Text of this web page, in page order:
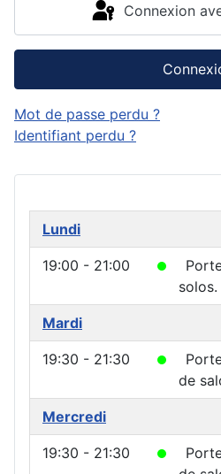
Connexion
Mot de passe perdu ?
Identifiant perdu ?
Lundi
19:00 - 21:00
solos.
Mardi
19:30 - 21:30
de
Mercredi
19:30 - 21:30